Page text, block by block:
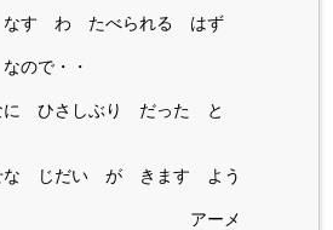
す わ たべられる はず
ので・・
ひさしぶり だった と
な じだい が きます よう
メ